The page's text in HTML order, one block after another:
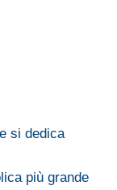
si dedica
più grande